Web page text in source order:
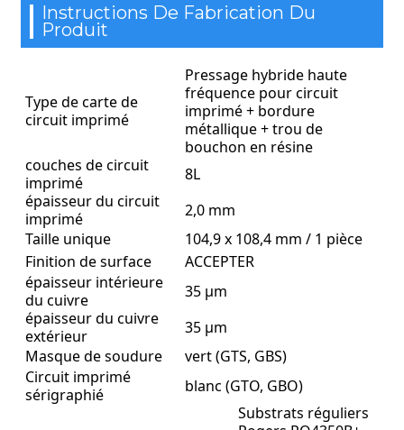
Instructions De Fabrication Du
Produit
Type de carte de
circuit imprimé
Pressage hybride haute
fréquence pour circuit
imprimé + bordure
métallique + trou de
bouchon en résine
couches de circuit
imprimé
8L
épaisseur du circuit
imprimé
2,0 mm
Taille unique
104,9 x 108,4 mm / 1 pièce
Finition de surface
ACCEPTER
épaisseur intérieure
du cuivre
35 µm
épaisseur du cuivre
extérieur
35 µm
Masque de soudure
vert (GTS, GBS)
Circuit imprimé
sérigraphié
blanc (GTO, GBO)
Substrats réguliers
Les circuits imprimés HDI ont un large éventail
d'applications dans le domaine électronique, telles que :
- Big Data et IA : Les circuits imprimés HDI améliorent la
qualité du signal, l’autonomie de la batterie et l’intégration
fonctionnelle des téléphones mobiles, tout en réduisant
leur poids et leur épaisseur. Ils favorisent également le
développement de nouvelles technologies telles que la 5G,
l’IA et l’IoT.
Automobile : Les circuits imprimés HDI répondent aux
exigences de complexité et de fiabilité des systèmes
électroniques automobiles, tout en améliorant la sécurité,
le confort et l’intelligence des véhicules. Ils peuvent
également être utilisés pour des fonctions telles que le
radar, la navigation, le divertissement et l’aide à la